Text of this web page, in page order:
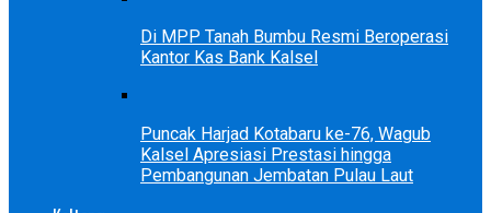
Di MPP Tanah Bumbu Resmi Beroperasi
Kantor Kas Bank Kalsel
Puncak Harjad Kotabaru ke-76, Wagub
Kalsel Apresiasi Prestasi hingga
Pembangunan Jembatan Pulau Laut